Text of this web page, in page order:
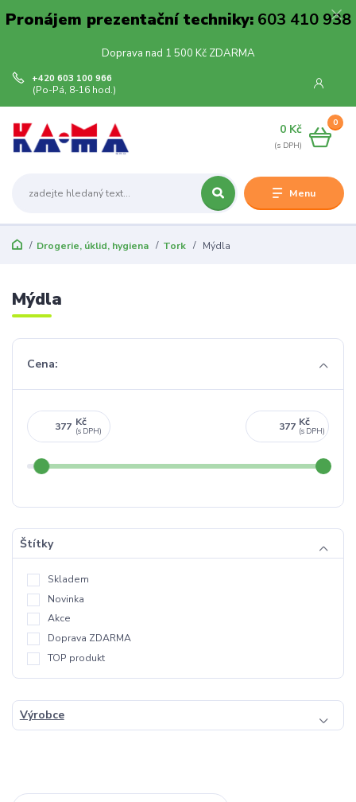
Pronájem prezentační techniky:603 410 938
Doprava nad 1 500 Kč ZDARMA
Menu
+420 603 100 966
(Po-Pá, 8-16 hod.)
0
0 Kč
Drogerie, úklid, hygiena Tork Mýdla
Mýdla
Cena:
Kč Kč
Štítky
Skladem
Novinka
Akce
Doprava ZDARMA
TOP produkt
Výrobce